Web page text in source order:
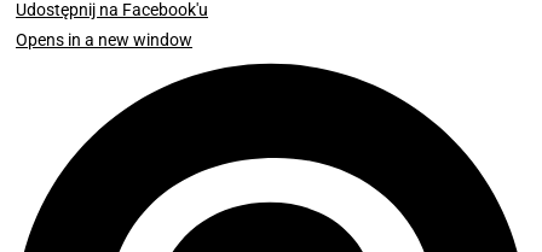
Udostępnij na Facebook'u
Opens in a new window